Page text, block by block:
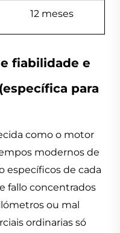
12 meses
fiabilidade e
para
como o motor
modernos de
específicos de cada
fallo concentrados
ou mal
ordinarias só